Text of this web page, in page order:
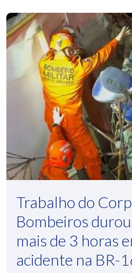
Trabalho do
Bombeiros durou
mais de 3 horas
acidente na BR-